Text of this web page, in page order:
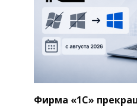
Фирма «1С»